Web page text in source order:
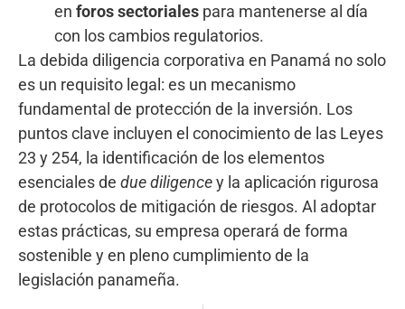
en foros sectoriales para mantenerse al día
con los cambios regulatorios.
La debida diligencia corporativa en Panamá no solo
es un requisito legal: es un mecanismo
fundamental de protección de la inversión. Los
puntos clave incluyen el conocimiento de las Leyes
23 y 254, la identificación de los elementos
esenciales de due diligencey la aplicación rigurosa
de protocolos de mitigación de riesgos. Al adoptar
estas prácticas, su empresa operará de forma
sostenible y en pleno cumplimiento de la
legislación panameña.